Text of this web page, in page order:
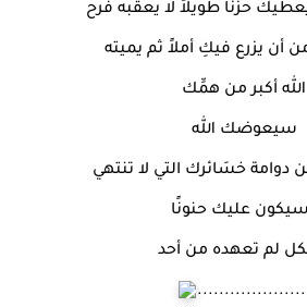
حزناً طويلاً لا يعقبه فرح
أن يزرع فيكِ أملاً ثم يميته
الله أكبر من همِّك
سيعوضك الله
خسَائرك التي لا تنتهي
عليك حنونًا
لم تعهده من أحد